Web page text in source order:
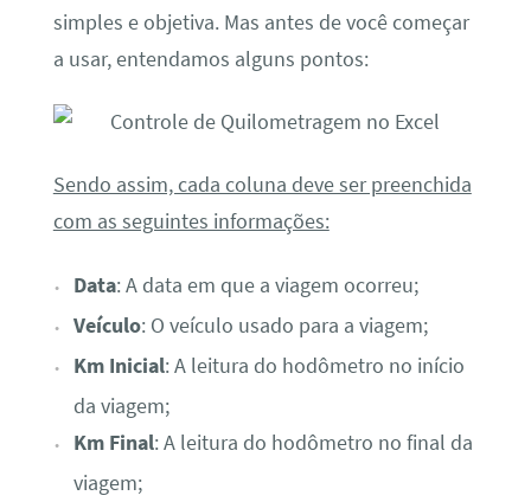
simples e objetiva. Mas antes de você começar
a usar, entendamos alguns pontos:
Sendo assim, cada coluna deve ser preenchida
com as seguintes informações:
Data: A data em que a viagem ocorreu;
Veículo: O veículo usado para a viagem;
Km Inicial: A leitura do hodômetro no início
da viagem;
Km Final: A leitura do hodômetro no final da
viagem;